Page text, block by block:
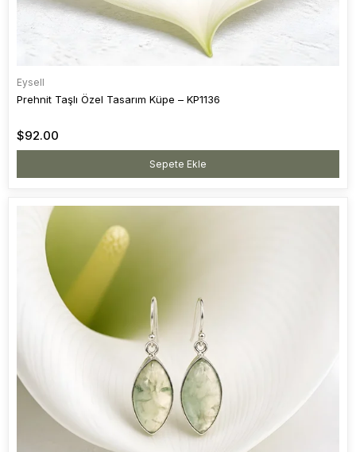
Eysell
Prehnit Taşlı Özel Tasarım Küpe – KP1136
$92.00
Sepete Ekle